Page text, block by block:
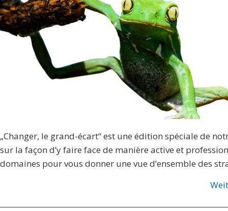
„Changer, le grand-écart“ est une édition spéciale de
sur la façon d’y faire face de manière active et
domaines pour vous donner une vue d’ensemble des